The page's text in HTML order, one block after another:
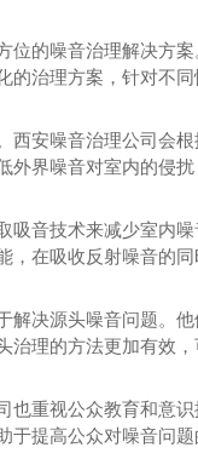
位的噪音治理解决方
治理方案，针对不同
西安噪音治理公司会
界噪音对室内的侵
吸音技术来减少室内
在吸收反射噪音的
解决源头噪音问题。
理的方法更加有效，
也重视公众教育和意
提高公众对噪音问